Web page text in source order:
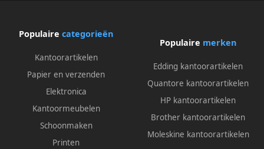
Populaire categorieën
Kantoorartikelen
Papier en verzenden
Elektronica
Kantoormeubelen
Schoonmaken
Printen
Populaire merken
Edding kantoorartikelen
Quantore kantoorartikelen
HP kantoorartikelen
Brother kantoorartikelen
Moleskine kantoorartikelen